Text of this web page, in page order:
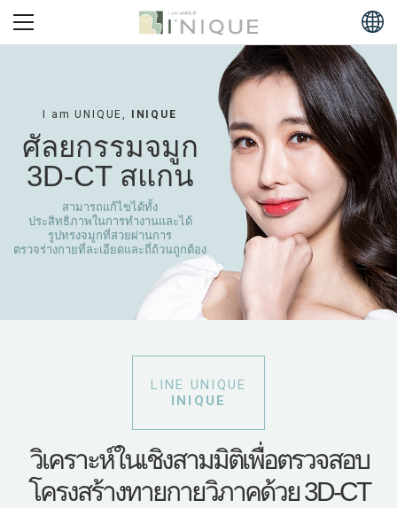
I am UNIQUE, INIQUE
ศัลยกรรมจมูก
3D-CT สแกน
สามารถแก้ไขได้ทั้ง
ประสิทธิภาพในการทำงานและได้
รูปทรงจมูกที่สวยผ่านการ
ตรวจร่างกายที่ละเอียดและถี่ถ้วนถูกต้อง
LINE UNIQUE
INIQUE
วิเคราะห์ในเชิงสามมิติเพื่อตรวจสอบ
โครงสร้างทายกายวิภาคด้วย 3D-CT